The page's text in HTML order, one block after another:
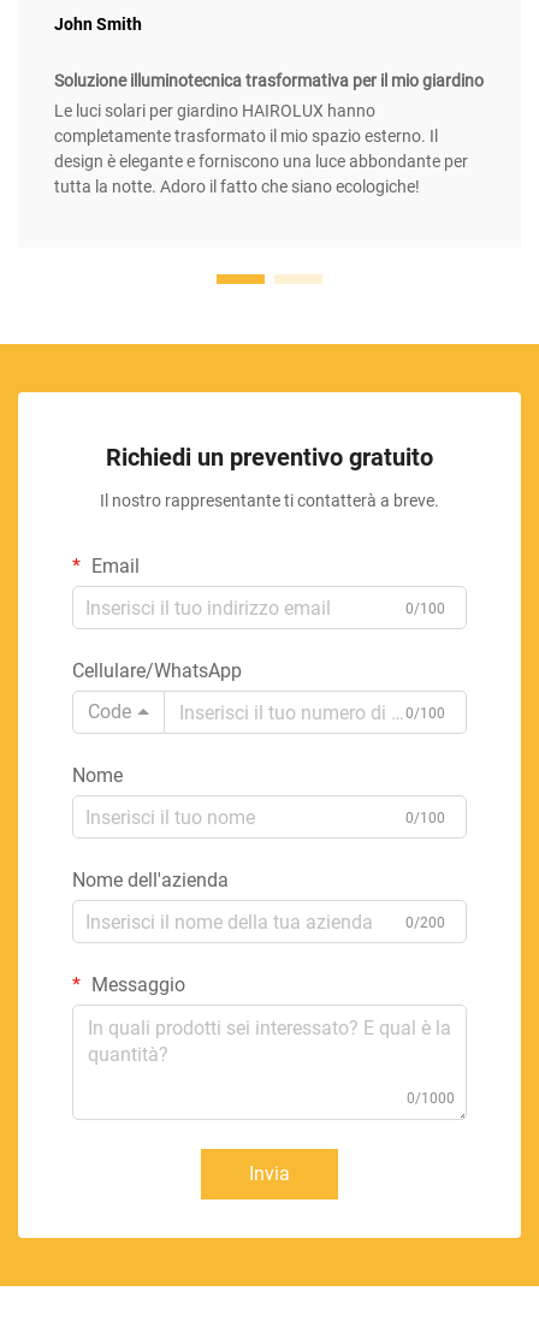
John Smith
Soluzione illuminotecnica trasformativa per il mio giardino
Le luci solari per giardino HAIROLUX hanno
completamente trasformato il mio spazio esterno. Il
design è elegante e forniscono una luce abbondante per
tutta la notte. Adoro il fatto che siano ecologiche!
Richiedi un preventivo gratuito
Il nostro rappresentante ti contatterà a breve.
Email
0/100
Cellulare/WhatsApp
Code
0/100
Nome
0/100
Nome dell'azienda
0/200
Messaggio
0/1000
Invia